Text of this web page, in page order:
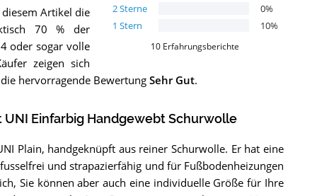
2Sterne 0%
1 Stern 10%
10 Erfahrungsberichte
Artikel die
70 % der
oder sogar volle
zeigen sich
hervorragende Bewertung Sehr Gut.
UNI Einfarbig Handgewebt Schurwolle
Plain, handgeknüpft aus reiner Schurwolle. Er hat eine
und strapazierfähig und für Fußbodenheizungen
Sie können aber auch eine individuelle Größe für Ihre